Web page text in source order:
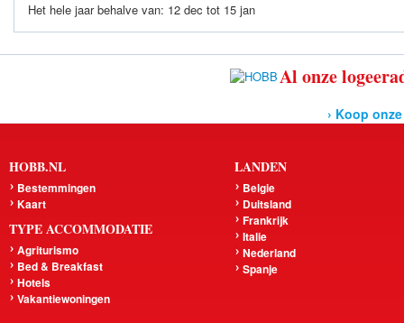
Het hele jaar behalve van: 12 dec tot 15 jan
Al onze
› Koop
HOBB.NL
Bestemmingen
Kaart
TYPE ACCOMMODATIE
Agriturismo
Bed & Breakfast
Hotels
Vakantiewoningen
LANDEN
Belgie
Duitsland
Frankrijk
Italie
Nederland
Spanje